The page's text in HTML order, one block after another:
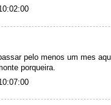
pelo menos um mes
porqueira.